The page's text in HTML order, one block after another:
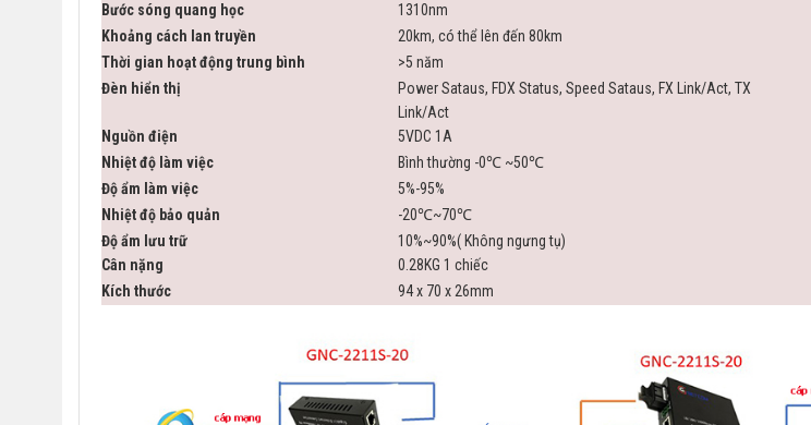
Bước sóng quang học
1310nm
Khoảng cách lan truyền
20km, có thể lên đến 80km
Thời gian hoạt động trung bình
>5 năm
Đèn hiển thị
Power Sataus, FDX Status, Speed Sataus, FX Link/Act, TX
Link/Act
Nguồn điện
5VDC 1A
Nhiệt độ làm việc
Bình thường -0℃ ~50℃
Độ ẩm làm việc
5%-95%
Nhiệt độ bảo quản
-20℃~70℃
Độ ẩm lưu trữ
10%~90%( Không ngưng tụ)
Cân nặng
0.28KG 1 chiếc
Kích thước
94 x 70 x 26mm